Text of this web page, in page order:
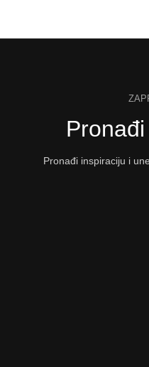
Pronađi inspiraciju i